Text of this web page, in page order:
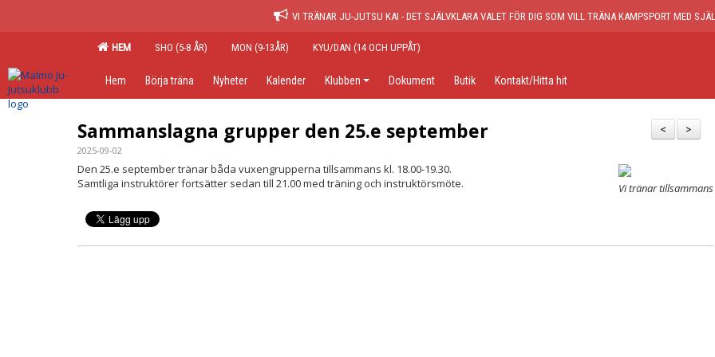
VI TRÄNAR JU-JUTSU KAI - DET SJÄLVKLARA VALET FÖR DIG SOM VILL TRÄNA KAMPSPORT MED
HEM SHO (5-8 ÅR) MON (9-13ÅR) KYU/DAN (14 OCH UPPÅT)
Hem Börja träna Nyheter Kalender Klubben Dokument Butik Kontakt/Hitta hit
>
<
Sammanslagna grupper den 25.e september
2025-09-02
Vi tränar tillsammans
Den 25.e september tränar båda vuxengrupperna tillsammans kl. 18.00-19.30.
Samtliga instruktörer fortsätter sedan till 21.00 med träning och instruktörsmöte.